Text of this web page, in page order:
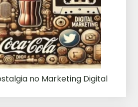
no Marketing Digital